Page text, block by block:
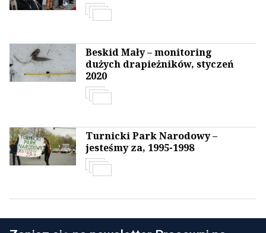
Beskid Mały – monitoring
dużych drapieżników, styczeń
2020
Turnicki Park Narodowy –
jesteśmy za, 1995-1998